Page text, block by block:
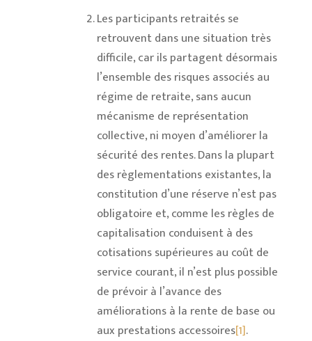
Les participants retraités se
retrouvent dans une situation très
difficile, car ils partagent désormais
l’ensemble des risques associés au
régime de retraite, sans aucun
mécanisme de représentation
collective, ni moyen d’améliorer la
sécurité des rentes. Dans la plupart
des règlementations existantes, la
constitution d’une réserve n’est pas
obligatoire et, comme les règles de
capitalisation conduisent à des
cotisations supérieures au coût de
service courant, il n’est plus possible
de prévoir à l’avance des
améliorations à la rente de base ou
aux prestations accessoires[1].